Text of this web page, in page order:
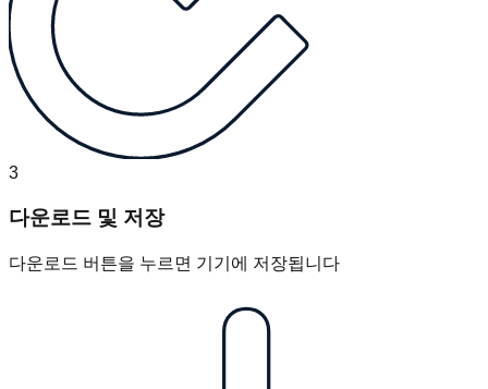
3
다운로드 및 저장
다운로드 버튼을 누르면 기기에 저장됩니다